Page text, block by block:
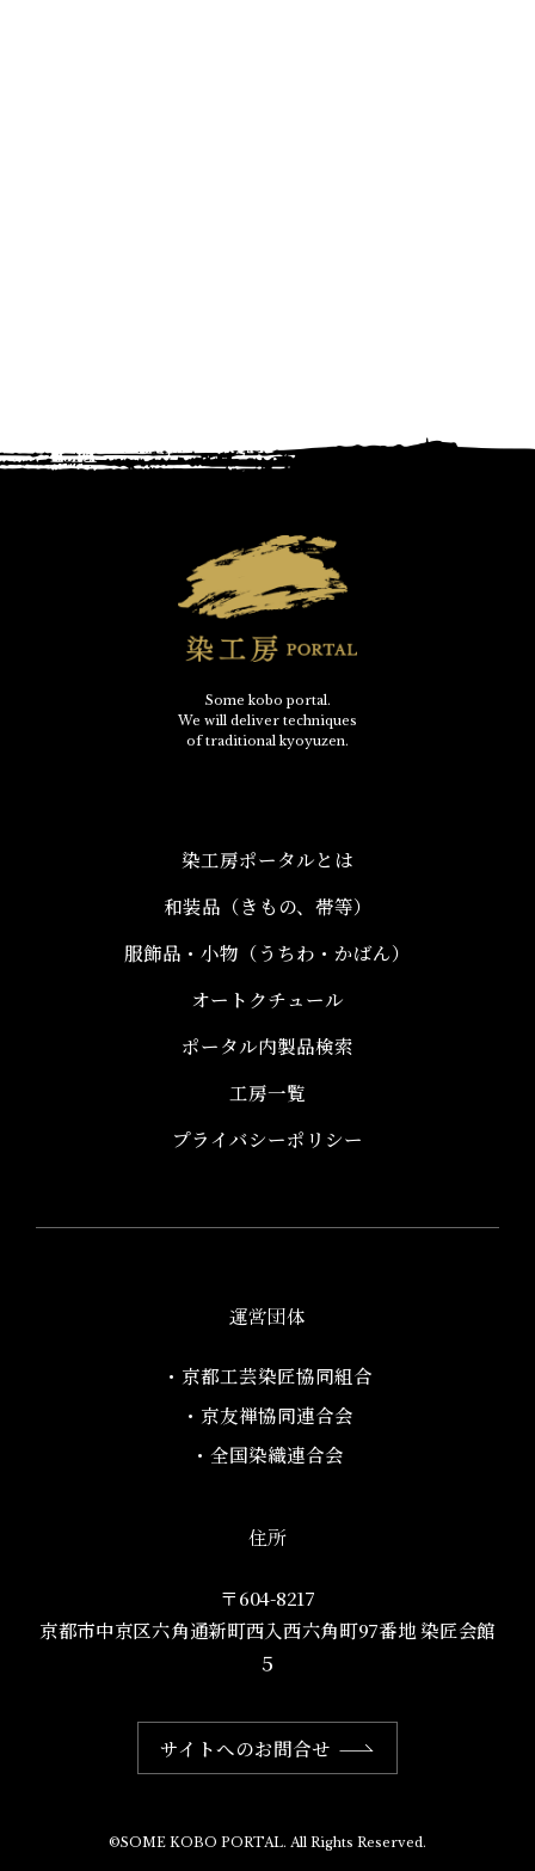
Some kobo portal.
We will deliver techniques
of traditional kyoyuzen.
染工房ポータルとは
和装品（きもの、帯等）​
服飾品・小物​（うちわ・かばん）
オートクチュール
ポータル内製品検索
工房一覧
プライバシーポリシー
運営団体
・京都工芸染匠協同組合​
・京友禅協同連合会
・全国染織連合会
住所
〒604-8217
京都市中京区六角通新町西入西六角町97番地​ 染匠会館
５
サイトへのお問合せ
©SOME KOBO PORTAL. All Rights Reserved.